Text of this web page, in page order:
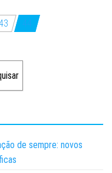
44
de sempre: novos